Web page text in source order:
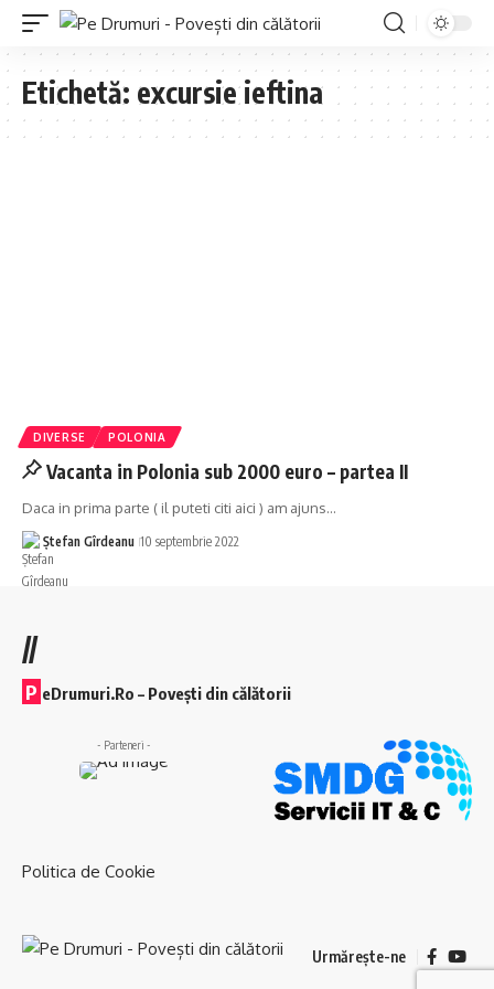
Etichetă: excursie ieftina
DIVERSE POLONIA
Vacanta in Polonia sub 2000 euro – partea II
Daca in prima parte ( il puteti citi aici ) am ajuns…
Ștefan Gîrdeanu 10 septembrie 2022
//
P eDrumuri.Ro – Povești din călătorii
- Parteneri -
Politica de Cookie
Urmărește-ne